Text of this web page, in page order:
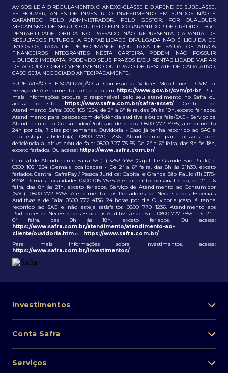
AVISOS: LEIA O REGULAMENTO, O ANEXO-CLASSE E O APÊNDICE SUBCLASSE,
SE HOUVER, ANTES DE INVESTIR. O INVESTIMENTO EM FUNDOS NÃO É
GARANTIDO PELO ADMINISTRADOR, PELO GESTOR, POR QUALQUER
MECANISMO DE SEGURO OU PELO FUNDO GARANTIDOR DE CRÉDITO - FGC.
RENTABILIDADE OBTIDA NO PASSADO NÃO REPRESENTA GARANTIA DE
RESULTADOS FUTUROS. A RENTABILIDADE DIVULGADA NÃO É LÍQUIDA DE
IMPOSTOS, TAXA DE PERFORMANCE E/OU TAXA DE SAÍDA. OS ATIVOS
FINANCEIROS INTEGRANTES NESTA CARTEIRA PODEM NÃO POSSUIR
LIQUIDEZ IMEDIATA, PODENDO SEUS PRAZOS E/OU RENTABILIDADE VARIAR
DE ACORDO COM O VENCIMENTO OU PRAZO DE RESGATE DE CADA ATIVO,
CASO SEJA NEGOCIADO ANTECIPADAMENTE.
SUPERVISÃO E FISCALIZAÇÃO: a. Comissão de Valores Mobiliários – CVM. b.
Serviço de Atendimento ao Cidadão em https://www.gov.br/cvm/pt-br. Para
mais informações procure o responsável pelo seu atendimento no Safra ou
acesse o site: https://www.safra.com.br/safra-asset/. Central de
Atendimento Safra: 0300 105 1234, de 2ª a 6ª feira, das 9h às 19h, exceto feriados.
Atendimento para pessoas com deficiência auditiva e/ou de fala/SAC - Serviço de
Atendimento ao Consumidor/Proteção de dados: 0800 772 5755, atendimento
24h por dia, 7 dias por semanas. Ouvidoria - Caso já tenha recorrido ao SAC e
não esteja satisfeito(a): 0800 770 1236. Atendimento para pessoas com
deficiência auditiva e/ou de fala: 0800 727 75 55. De 2ª a 6ª feira, das 9h às 18h,
exceto feriados. Ou acesse: https://www.safra.com.br/
Central de Atendimento Safra: 55 (11) 3253 4455 (Capital e Grande São Paulo) e
0300 105 1234 (Demais localidades) - De 2ª a 6ª feira, das 8h às 21h30, exceto
feriados. Central SafraPay / Pessoa Jurídica: Capital e Grande São Paulo (11) 3175-
8248 Demais Localidades 0300 015 7575 Atendimento personalizado, de 2ª a 6
feira, das 8h às 21h, exceto feriados. Serviço de Atendimento ao Consumidor
(SAC): 0800 772 5755. Atendimento aos Portadores de Necessidades Especiais
Auditivas e de Fala: 0800 772 4136. 24 horas por dia Ouvidoria (caso já tenha
recorrido ao SAC e não esteja satisfeito): 0800 770 1236. Atendimento aos
Portadores de Necessidades Especiais Auditivas e de Fala: 0800 727 7555 - De 2ª a
6ª feira, das 9h às 18h, exceto feriados. Ou acesse:
https://www.safra.com.br/atendimento/atendimento-ao-
cliente/ouvidoria.htm ou https://www.safra.com.br/
Para mais informações sobre investimentos, acesse:
https://www.safra.com.br/investimentos/
Investimentos
Lista de fundos de investimento
Conta Safra
Pessoa Física
Serviços